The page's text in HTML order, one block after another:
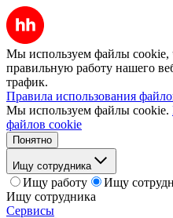
Мы используем файлы cookie,
правильную работу нашего
трафик.
Правила использования
Мы используем файлы cookie.
файлов cookie
Понятно
Ищу сотрудника
Ищу работу
Ищу
Ищу сотрудника
Сервисы